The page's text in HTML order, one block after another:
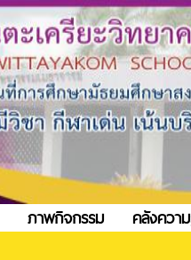
ภาพกิจกรรม
คลังควา